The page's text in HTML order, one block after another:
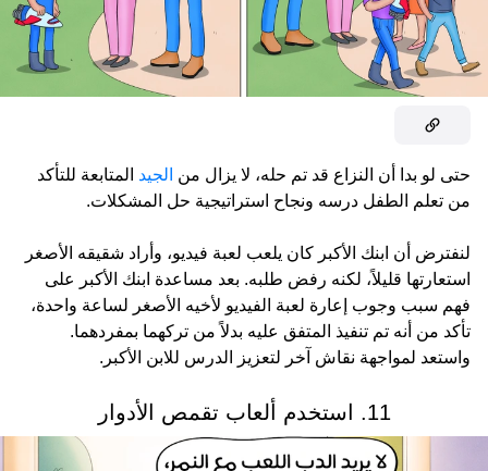
حتى لو بدا أن النزاع قد تم حله، لا يزال من الجيد المتابعة للتأكد
من تعلم الطفل درسه ونجاح استراتيجية حل المشكلات.
لنفترض أن ابنك الأكبر كان يلعب لعبة فيديو، وأراد شقيقه الأصغر
استعارتها قليلاً، لكنه رفض طلبه. بعد مساعدة ابنك الأكبر على
فهم سبب وجوب إعارة لعبة الفيديو لأخيه الأصغر لساعة واحدة،
تأكد من أنه تم تنفيذ المتفق عليه بدلاً من تركهما بمفردهما.
واستعد لمواجهة نقاش آخر لتعزيز الدرس للابن الأكبر.
11. استخدم ألعاب تقمص الأدوار